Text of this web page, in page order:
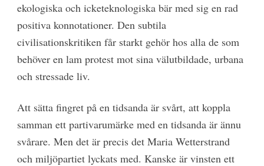
ekologiska och icketeknologiska bär med sig en rad
positiva konnotationer. Den subtila
civilisationskritiken får starkt gehör hos alla de som
behöver en lam protest mot sina välutbildade, urbana
och stressade liv.
Att sätta fingret på en tidsanda är svårt, att koppla
samman ett partivarumärke med en tidsanda är ännu
svårare. Men det är precis det Maria Wetterstrand
och miljöpartiet lyckats med. Kanske är vinsten ett